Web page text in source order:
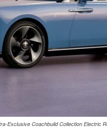
Exclusive Coachbuild Collection Electric